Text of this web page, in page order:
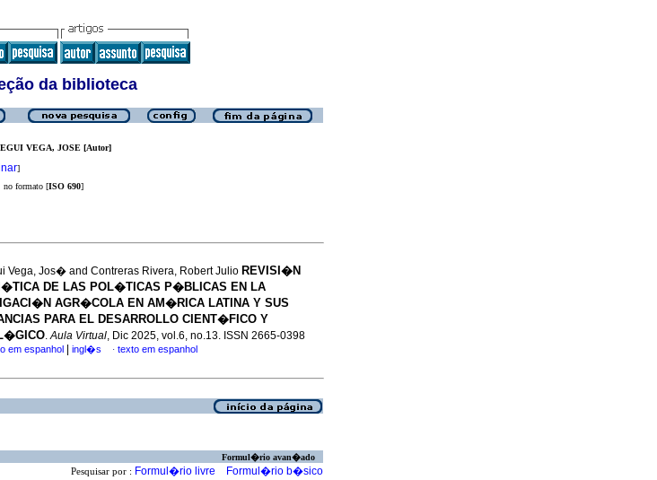
da biblioteca
VEGA, JOSE [Autor]
]
no formato [ISO 690]
Vega, Jos� and Contreras Rivera, Robert Julio REVISI�N
DE LAS POL�TICAS P�BLICAS EN LA
AGR�COLA EN AM�RICA LATINA Y SUS
PARA EL DESARROLLO CIENT�FICO Y
.Aula Virtual, Dic 2025, vol.6, no.13. ISSN 2665-0398
em espanhol ingl�s · texto em espanhol
Formul�rio avan�ado
Pesquisar por : Formul�rio livre Formul�rio b�sico